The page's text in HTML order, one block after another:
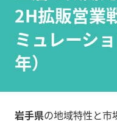
2H拡販営業
ミュレーシ
年）
岩手県の地域特性と市